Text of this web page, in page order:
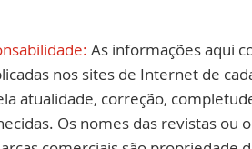
As informações aqui
nos sites de Internet de
atualidade, correção,
Os nomes das revistas ou